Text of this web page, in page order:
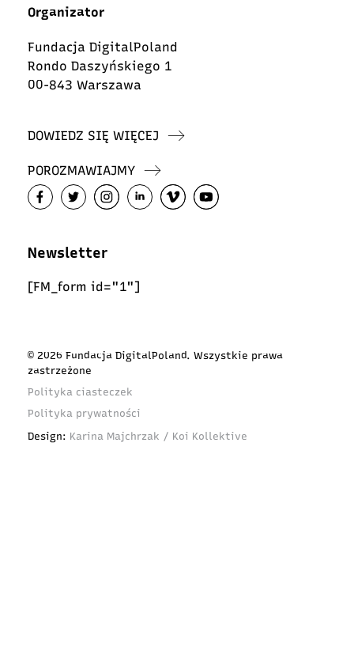
Organizator
Fundacja DigitalPoland
Rondo Daszyńskiego 1
00-843 Warszawa
DOWIEDZ SIĘ WIĘCEJ
POROZMAWIAJMY
Newsletter
[FM_form id="1"]
© 2026 Fundacja DigitalPoland. Wszystkie prawa
zastrzeżone
Polityka ciasteczek
Polityka prywatności
Design: Karina Majchrzak / Koi Kollektive